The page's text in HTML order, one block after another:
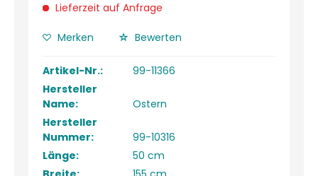
Lieferzeit auf Anfrage
Merken Bewerten
Artikel-Nr.:
99-11366
Hersteller
Name:
Ostern
Hersteller
Nummer:
99-10316
Länge:
50 cm